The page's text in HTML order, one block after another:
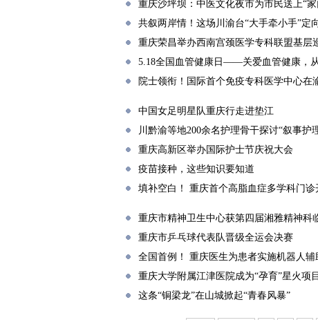
重庆沙坪坝：中医文化夜市为市民送上“
共叙两岸情！这场川渝台“大手牵小手”定
重庆荣昌举办西南宫颈医学专科联盟基层
5.18全国血管健康日——关爱血管健康，
院士领衔！国际首个免疫专科医学中心在
中国女足明星队重庆行走进垫江
川黔渝等地200余名护理骨干探讨“叙事护
重庆高新区举办国际护士节庆祝大会
疫苗接种，这些知识要知道
填补空白！ 重庆首个高脂血症多学科门诊
重庆市精神卫生中心获第四届湘雅精神科
重庆市乒乓球代表队晋级全运会决赛
全国首例！ 重庆医生为患者实施机器人
重庆大学附属江津医院成为“孕育”星火项
这条“铜梁龙”在山城掀起“青春风暴”